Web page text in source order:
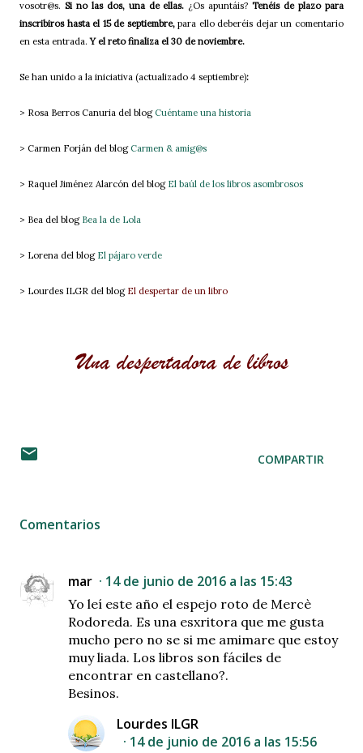
vosotr@s. Si no las dos, una de ellas. ¿Os apuntáis?Tenéis de plazo para
inscribiros hasta el 15 de septiembre,para ello deberéis dejar un comentario
en esta entrada.Y el reto finaliza el 30 de noviembre.
Se han unido a la iniciativa (actualizado 4 septiembre):
> Rosa Berros Canuria del blogCuéntame una historia
> Carmen Forján del blogCarmen & amig@s
> Raquel Jiménez Alarcón del blog El baúl de los libros asombrosos
> Bea del blog Bea la de Lola
> Lorena del blog El pájaro verde
> Lourdes ILGR del blog El despertar de un libro
COMPARTIR
Comentarios
mar 14 de junio de 2016 a las 15:43
Yo leí este año el espejo roto de Mercè
Rodoreda. Es una esxritora que me gusta
mucho pero no se si me amimare que estoy
muy liada. Los libros son fáciles de
encontrar en castellano?.
Besinos.
Lourdes ILGR
14 de junio de 2016 a las 15:56